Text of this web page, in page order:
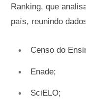
Ranking, que
país, reunindo
Censo do
Enade;
SciELO;